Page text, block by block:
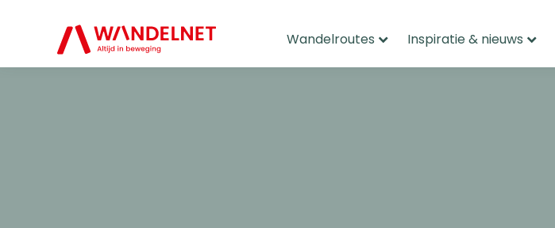
Wandelroutes Inspiratie & nieuws